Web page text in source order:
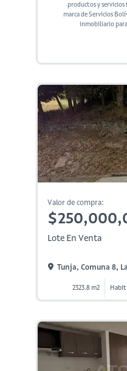
productos y servicios
marca de Servicios
inmobiliario
Valor de compra:
Lote En Venta
Tunja, Comuna 8,
2323.8 m2